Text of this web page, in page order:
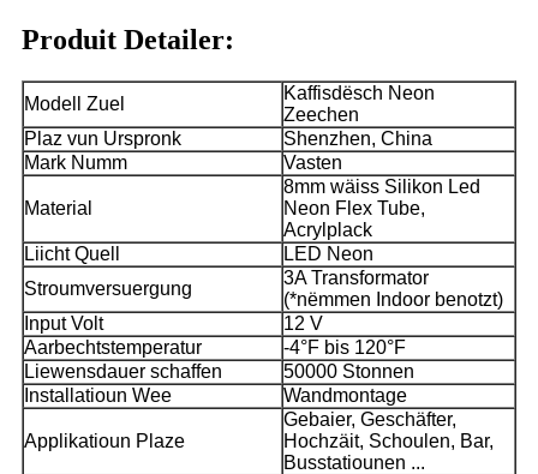
Produit Detailer:
Modell Zuel
Kaffisdësch Neon
Zeechen
Plaz vun Urspronk
Shenzhen, China
Mark Numm
Vasten
Material
8mm wäiss Silikon Led
Neon Flex Tube,
Acrylplack
Liicht Quell
LED Neon
Stroumversuergung
3A Transformator
(*nëmmen Indoor benotzt)
Input Volt
12 V
Aarbechtstemperatur
-4°F bis 120°F
Liewensdauer schaffen
50000 Stonnen
Installatioun Wee
Wandmontage
Applikatioun Plaze
Gebaier, Geschäfter,
Hochzäit, Schoulen, Bar,
Busstatiounen ...